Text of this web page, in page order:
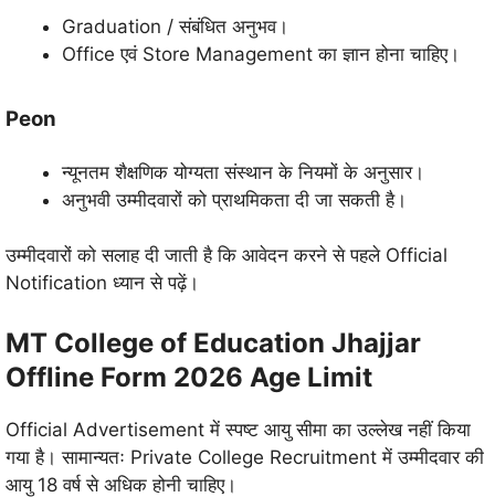
Graduation / संबंधित अनुभव।
Office एवं Store Management का ज्ञान होना चाहिए।
Peon
न्यूनतम शैक्षणिक योग्यता संस्थान के नियमों के अनुसार।
अनुभवी उम्मीदवारों को प्राथमिकता दी जा सकती है।
उम्मीदवारों को सलाह दी जाती है कि आवेदन करने से पहले Official
Notification ध्यान से पढ़ें।
MT College of Education Jhajjar
Offline Form 2026 Age Limit
Official Advertisement में स्पष्ट आयु सीमा का उल्लेख नहीं किया
गया है। सामान्यतः Private College Recruitment में उम्मीदवार की
आयु 18 वर्ष से अधिक होनी चाहिए।